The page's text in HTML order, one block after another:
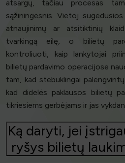
atsargų, tačiau procesas
sąžiningesnis. Vietoj
atnaujinimų ar atsitiktinių
tvarkingą eilę, o bilietų
kontroliuoti, kaip lankytojai
bilietų pardavimo operacijose
tam, kad stebuklingai
kad didelės paklausos bilietų
tikriesiems gerbėjams ir jas
Ką daryti, jei
ryšys bilietų